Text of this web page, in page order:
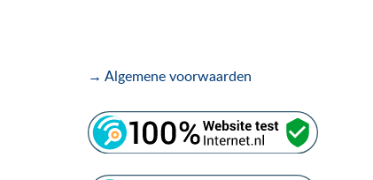
→ Algemene voorwaarden